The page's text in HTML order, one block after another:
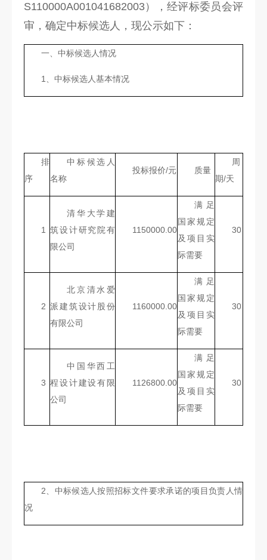
S110000A001041682003），经评标委员会评
审，确定中标候选人，现公示如下：
一、中标候选人情况
1、中标候选人基本情况
排
序
中标候选人
名称
投标报价/元 质量
周
期/天
1
清华大学建
筑设计研究院有
限公司
1150000.00
满足
国家规定
及项目实
际需要
30
2
北京清水爱
派建筑设计股份
有限公司
1160000.00
满足
国家规定
及项目实
际需要
30
3
中国华西工
程设计建设有限
公司
1126800.00
满足
国家规定
及项目实
际需要
30
2、中标候选人按照招标文件要求承诺的项目负责人情
况